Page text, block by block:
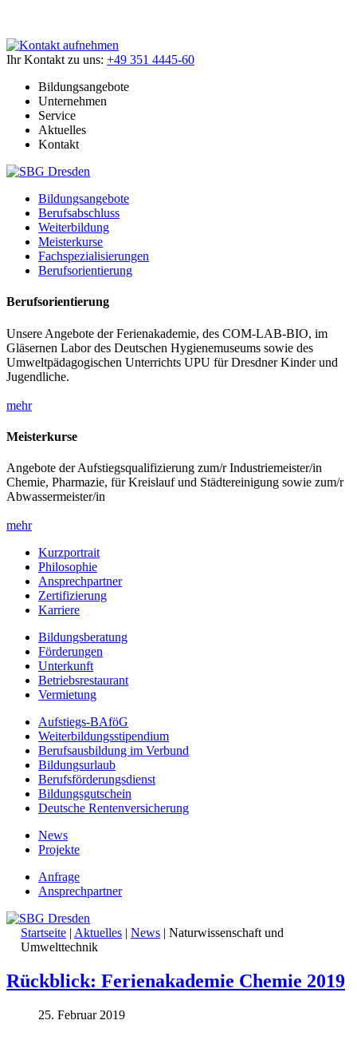
Ihr Kontakt zu uns: +49 351 4445-60
Bildungsangebote
Unternehmen
Service
Aktuelles
Kontakt
Bildungsangebote
Berufsabschluss
Weiterbildung
Meisterkurse
Fachspezialisierungen
Berufsorientierung
Berufsorientierung
Unsere Angebote der Ferienakademie, des COM-LAB-BIO, im
Gläsernen Labor des Deutschen Hygienemuseums sowie des
Umweltpädagogischen Unterrichts UPU für Dresdner Kinder und
Jugendliche.
mehr
Meisterkurse
Angebote der Aufstiegsqualifizierung zum/r Industriemeister/in
Chemie, Pharmazie, für Kreislauf und Städtereinigung sowie zum/r
Abwassermeister/in
mehr
Kurzportrait
Philosophie
Ansprechpartner
Zertifizierung
Karriere
Bildungsberatung
Förderungen
Unterkunft
Betriebsrestaurant
Vermietung
Aufstiegs-BAföG
Weiterbildungsstipendium
Berufsausbildung im Verbund
Bildungsurlaub
Berufsförderungsdienst
Bildungsgutschein
Deutsche Rentenversicherung
News
Projekte
Anfrage
Ansprechpartner
Startseite | Aktuelles | News | Naturwissenschaft und
Umwelttechnik
Rückblick: Ferienakademie Chemie 2019
25. Februar 2019